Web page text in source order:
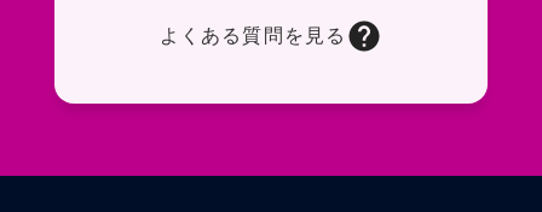
よくある質問を見る